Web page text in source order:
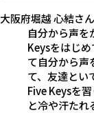
大阪府堀越 心結さん
自分から声を
Keysをはじ
て自分から声
て、友達とい
Five Keysを
と冷や汗たれ